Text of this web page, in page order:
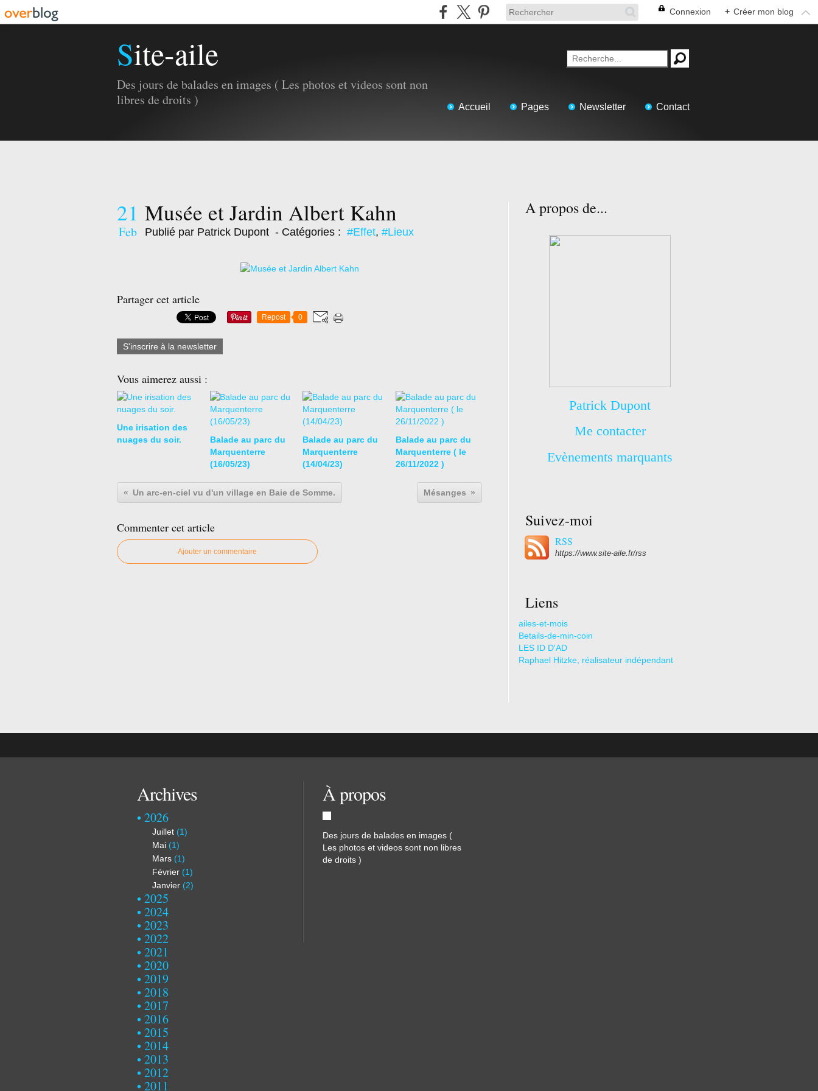
Connexion + Créer mon blog
Site-aile
Des jours de balades en images ( Les photos et videos sont non
libres de droits )
Accueil Pages Newsletter Contact
21
Feb
Musée et Jardin Albert Kahn
Publié par Patrick Dupont - Catégories : #Effet, #Lieux
Partager cet article
Repost 0
S'inscrire à la newsletter
Vous aimerez aussi :
Une irisation des
nuages du soir.
Balade au parc du
Marquenterre
(16/05/23)
Balade au parc du
Marquenterre
(14/04/23)
Balade au parc du
Marquenterre ( le
26/11/2022 )
Un arc-en-ciel vu d'un village en Baie de Somme. Mésanges
Commenter cet article
Ajouter un commentaire
A propos de...
Patrick Dupont
Me contacter
Evènements marquants
Suivez-moi
RSS
https://www.site-aile.fr/rss
Liens
ailes-et-mois
Betails-de-min-coin
LES ID D'AD
Raphael Hitzke, réalisateur indépendant
Archives
2026
Juillet (1)
Mai (1)
Mars (1)
Février (1)
Janvier (2)
2025
2024
2023
2022
2021
2020
2019
2018
2017
2016
2015
2014
2013
2012
2011
À propos
Des jours de balades en images (
Les photos et videos sont non libres
de droits )